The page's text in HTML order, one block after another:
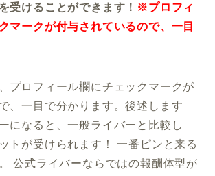
受けることができます！ ※プロフィ
マークが付与されているので、一目
プロフィール欄にチェックマークが
、一目で分かります。後述します
になると、一般ライバーと比較し
トが受けられます！ 一番ピンと来る
公式ライバーならではの報酬体型が